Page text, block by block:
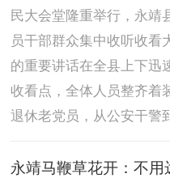
民大会堂隆重举行，永靖
员干部群众集中收听收看
的重要讲话在全县上下迅
收看点，全体人员整齐着
退休老党员，从公安干警
永靖马鞭草花开：不